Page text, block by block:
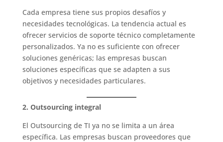
Cada empresa tiene sus propios desafíos y
necesidades tecnológicas. La tendencia actual es
ofrecer servicios de soporte técnico completamente
personalizados. Ya no es suficiente con ofrecer
soluciones genéricas; las empresas buscan
soluciones específicas que se adapten a sus
objetivos y necesidades particulares.
2. Outsourcing integral
El Outsourcing de TI ya no se limita a un área
específica. Las empresas buscan proveedores que